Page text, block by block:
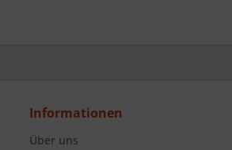
Informationen
Über uns